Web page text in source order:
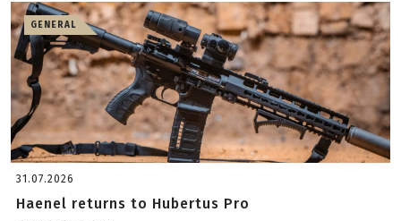
GENERAL
31.07.2026
Haenel returns to Hubertus Pro